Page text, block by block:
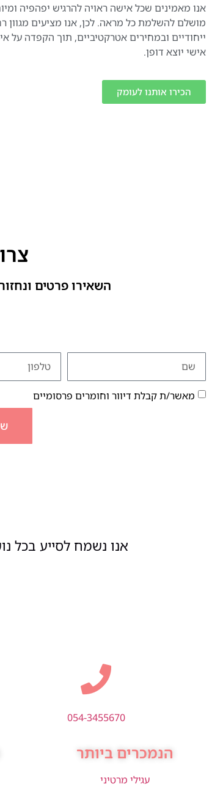
אנו מאמינים שכל אישה ראויה להרגיש יפהפיה
מושלם להשלמת כל מראה. לכן, אנו מציעים מגוון
ייחודיים ובמחירים אטרקטיביים, תוך הקפדה על
אישי יוצא דופן.
הכירו אותנו לעומק
השאירו פרטים
מאשר/ת קבלת דיוור וחומרים פרסומיים
אנו נשמח לסייע בכל
054-3455670
הנמכרים ביותר
עגילי מרטיני